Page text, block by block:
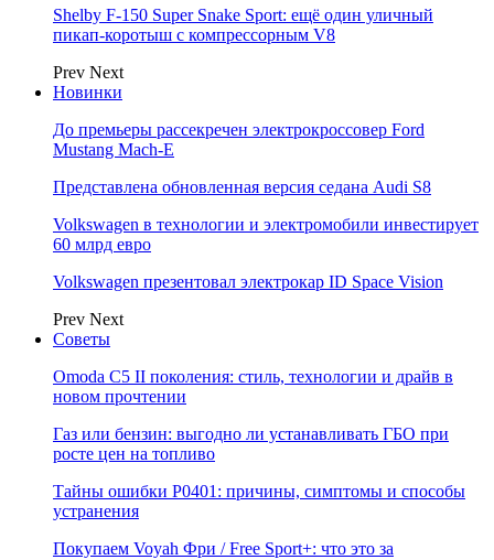
Shelby F-150 Super Snake Sport: ещё один уличный
пикап-коротыш с компрессорным V8
Prev Next
Новинки
До премьеры рассекречен электрокроссовер Ford
Mustang Mach-E
Представлена обновленная версия седана Audi S8
Volkswagen в технологии и электромобили инвестирует
60 млрд евро
Volkswagen презентовал электрокар ID Space Vision
Prev Next
Советы
Omoda C5 II поколения: стиль, технологии и драйв в
новом прочтении
Газ или бензин: выгодно ли устанавливать ГБО при
росте цен на топливо
Тайны ошибки P0401: причины, симптомы и способы
устранения
Покупаем Voyah Фри / Free Sport+: что это за